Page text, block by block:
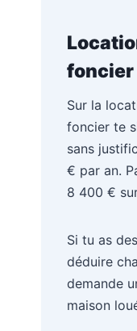
foncier
Sur la
foncier te
sans
€ par an.
8 400 €
Si tu as
déduire
demande
maison